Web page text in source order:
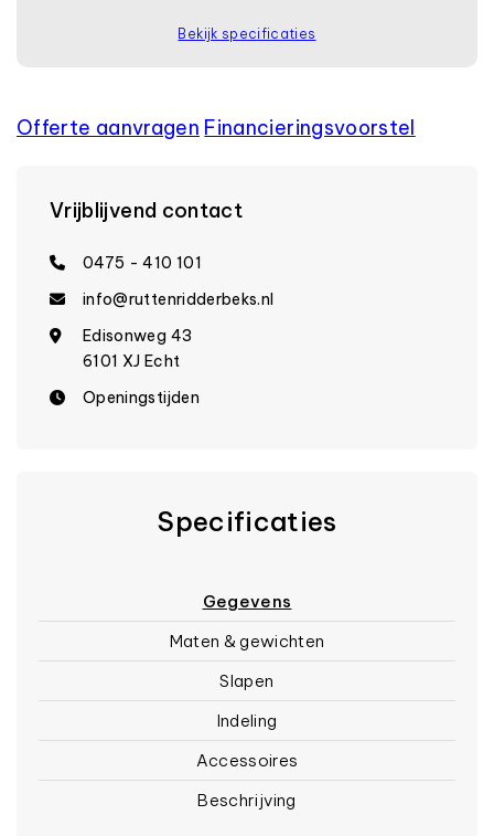
Bekijk specificaties
Offerte aanvragen Financierings­voorstel
Vrijblijvend contact
0475 - 410 101
info@ruttenridderbeks.nl
Edisonweg 43
6101 XJ Echt
Openingstijden
Specificaties
Gegevens
Maten & gewichten
Slapen
Indeling
Accessoires
Beschrijving